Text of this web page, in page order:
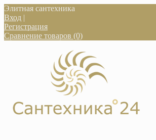
Элитная сантехника
Вход |
Регистрация
Сравнение товаров (0)